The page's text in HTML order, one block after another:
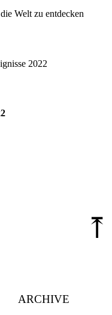
Welt zu entdecken
2022
⤒
ARCHIVE